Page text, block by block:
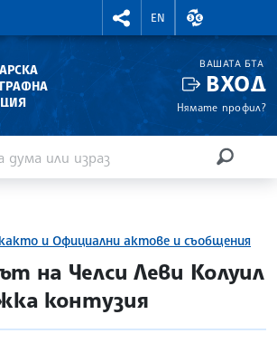
RIGHTMENU.SOCIAL
EN
ВАЛУТНИ
ВАШАТА БТА
ВХОД
Нямате профил?
и Официални актове и съобщения
на Челси Леви Колуил
контузия